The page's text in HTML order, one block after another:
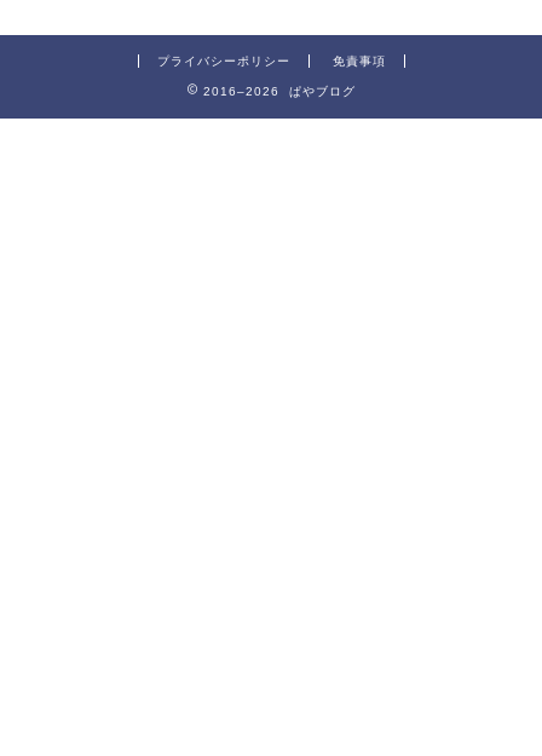
プライバシーポリシー 免責事項
2016–2026 ぱやブログ